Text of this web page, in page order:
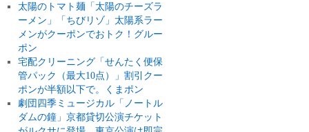
太陽のトマト麺「太陽のチーズラ
ーメン」「ちびリゾ」太陽系ラー
メンがクーポンでおトク！グルー
ポン
宅配クリーニング「せんたく便保
管パック（最大10点）」割引クー
ポンが半額以下で。くまポン
劇団四季ミュージカル「ノートル
ダムの鐘」京都貸切公演チケット